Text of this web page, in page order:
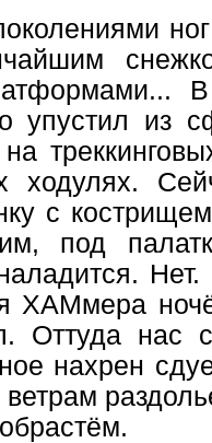
упустил из
ходулях.
с
под
ХАМмера
Оттуда
нахрен
ветрам